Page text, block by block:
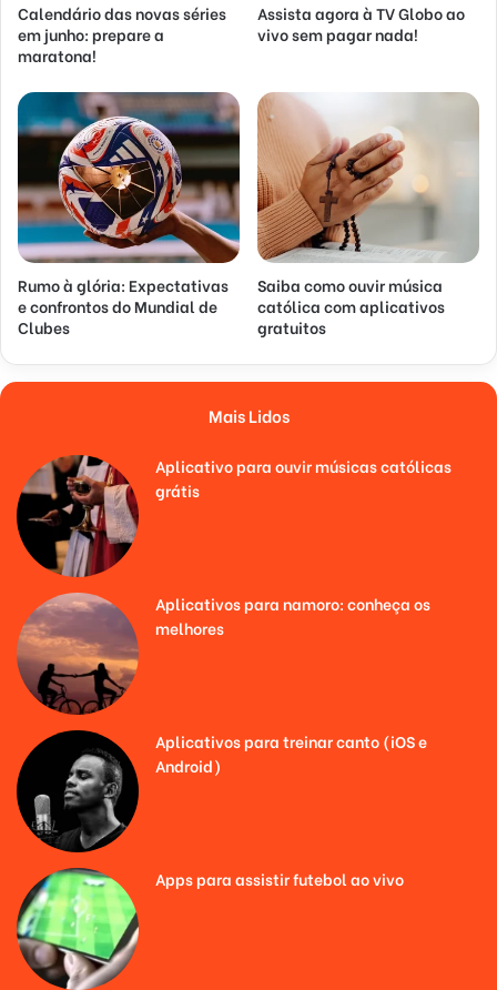
Calendário das novas séries
em junho: prepare a
maratona!
Assista agora à TV Globo ao
vivo sem pagar nada!
Rumo à glória: Expectativas
e confrontos do Mundial de
Clubes
Saiba como ouvir música
católica com aplicativos
gratuitos
Mais Lidos
Aplicativo para ouvir músicas católicas
grátis
Aplicativos para namoro: conheça os
melhores
Aplicativos para treinar canto (iOS e
Android)
Apps para assistir futebol ao vivo